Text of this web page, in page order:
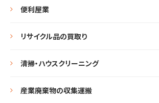
便利屋業
リサイクル品の買取り
清掃・ハウスクリーニング
産業廃棄物の収集運搬